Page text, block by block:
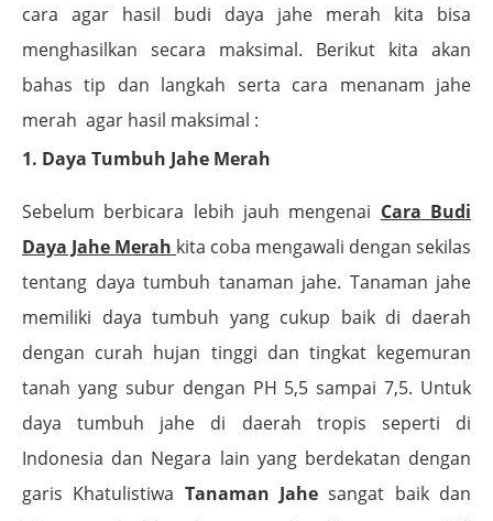
cara agar hasil budi daya jahe merah kita bisa
menghasilkan secara maksimal. Berikut kita akan
bahas tip dan langkah serta cara menanam jahe
merah agar hasil maksimal :
1. Daya Tumbuh Jahe Merah
Sebelum berbicara lebih jauh mengenai Cara Budi
Daya Jahe Merah kita coba mengawali dengan sekilas
tentang daya tumbuh tanaman jahe. Tanaman jahe
memiliki daya tumbuh yang cukup baik di daerah
dengan curah hujan tinggi dan tingkat kegemuran
tanah yang subur dengan PH 5,5 sampai 7,5. Untuk
daya tumbuh jahe di daerah tropis seperti di
Indonesia dan Negara lain yang berdekatan dengan
garis Khatulistiwa Tanaman Jahe sangat baik dan